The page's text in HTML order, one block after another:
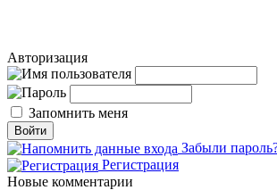
Авторизация
Запомнить меня
Забыли
Регистрация
Новые комментарии